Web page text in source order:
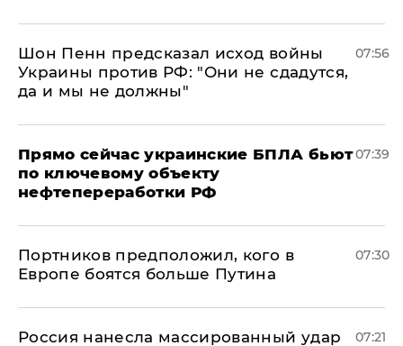
Шон Пенн предсказал исход войны
Украины против РФ: "Они не сдадутся,
да и мы не должны"
07:56
Прямо сейчас украинские БПЛА бьют
по ключевому объекту
нефтепереработки РФ
07:39
Портников предположил, кого в
Европе боятся больше Путина
07:30
Россия нанесла массированный удар
07:21